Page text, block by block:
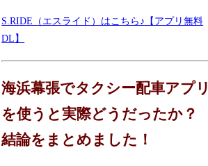
S.RIDE（エスライド）はこちら♪【アプリ無料
DL】
海浜幕張でタクシー配車アプリ
を使うと実際どうだったか？
結論をまとめました！